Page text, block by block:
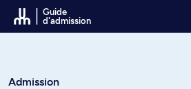
Passer au contenu
Guide
d'admission
Admission